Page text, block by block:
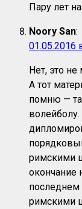
Пару лет
Noory San:
01.05.2016
Нет, это не
А тот
помню —
волейболу.
римскими
окончание
последнем
римскими